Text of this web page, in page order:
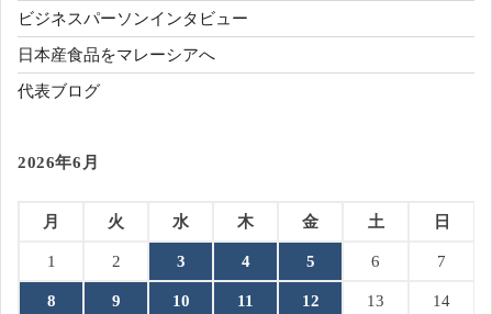
ビジネスパーソンインタビュー
日本産食品をマレーシアへ
代表ブログ
2026年6月
月 火 水 木 金 土 日
1 2 3 4 5 6 7
8 9 10 11 12 13 14